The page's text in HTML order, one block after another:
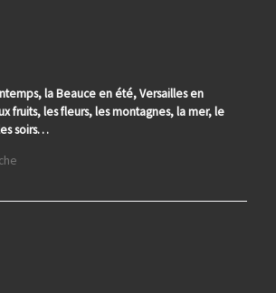
la Beauce en été, Versailles en
fruits, les fleurs, les montagnes, la mer, le
soirs…